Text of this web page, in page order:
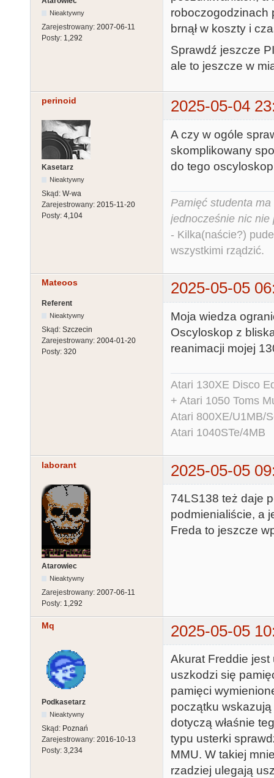
Nieaktywny
Zarejestrowany: 2007-06-11
Posty: 1,292
roboczogodzinach
brnął w koszty i
Sprawdź jeszcze
ale to jeszcze w
perinoid 2025-05-04
Kasetarz
Nieaktywny
Skąd: W-wa
Zarejestrowany: 2015-11-20
Posty: 4,104
A czy w ogóle
skomplikowany
do tego
Pamięć studenta
jednocześnie nic nie
- Kilka(naście?)
wszystkimi rządzić.
Mateoos 2025-05-05
Referent
Nieaktywny
Skąd: Szczecin
Zarejestrowany: 2004-01-20
Posty: 320
Moja wiedza
Oscyloskop z
reanimacji mojej
Atari 130XE Disco
+ Atari 1050 Toms
Atari 800XE/U1MB/
Atari 1040STe/4MB
laborant 2025-05-05
Atarowiec
Nieaktywny
Zarejestrowany: 2007-06-11
Posty: 1,292
74LS138 też daje
podmienialiście, a
Freda to jeszcze
Mq 2025-05-05
Podkasetarz
Nieaktywny
Skąd: Poznań
Zarejestrowany: 2016-10-13
Posty: 3,234
Akurat Freddie jest
uszkodzi się
pamięci
początku
dotyczą właśnie
typu usterki
MMU. W takiej
rzadziej ulegają